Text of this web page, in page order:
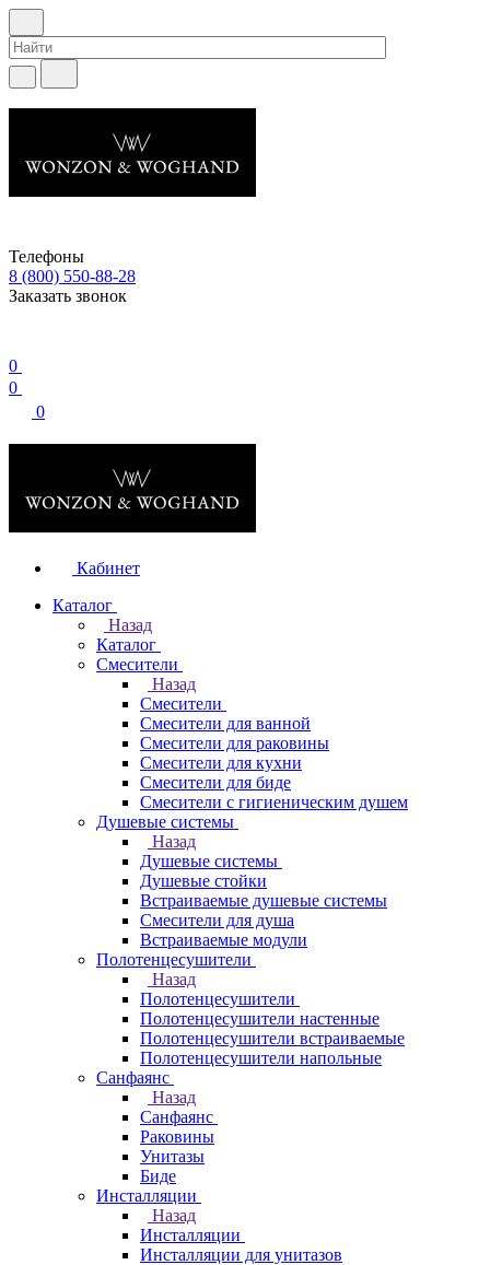
Телефоны
8 (800) 550-88-28
Заказать звонок
0
0
0
Кабинет
Каталог
Назад
Каталог
Смесители
Назад
Смесители
Смесители для ванной
Смесители для раковины
Смесители для кухни
Смесители для биде
Смесители с гигиеническим душем
Душевые системы
Назад
Душевые системы
Душевые стойки
Встраиваемые душевые системы
Смесители для душа
Встраиваемые модули
Полотенцесушители
Назад
Полотенцесушители
Полотенцесушители настенные
Полотенцесушители встраиваемые
Полотенцесушители напольные
Санфаянс
Назад
Санфаянс
Раковины
Унитазы
Биде
Инсталляции
Назад
Инсталляции
Инсталляции для унитазов